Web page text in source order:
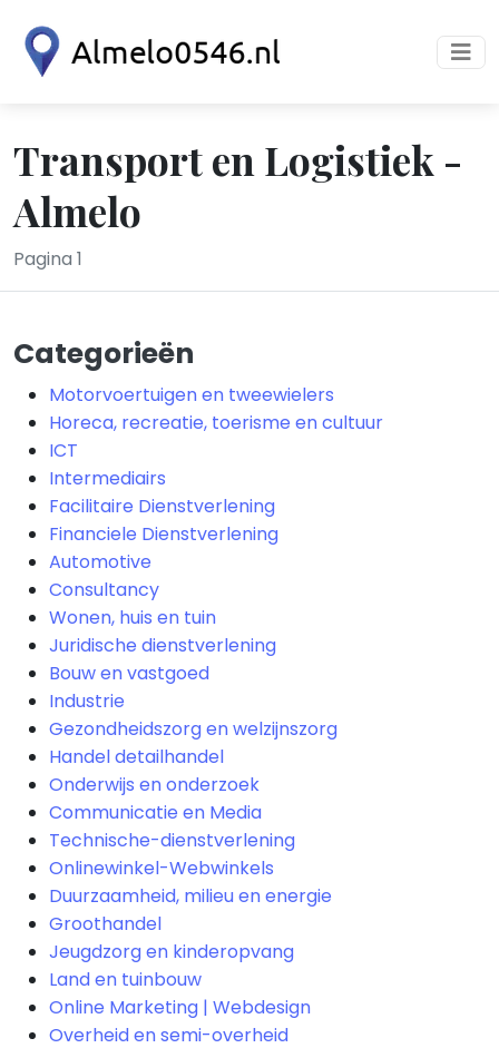
Transport en Logistiek -
Almelo
Pagina 1
Categorieën
Motorvoertuigen en tweewielers
Horeca, recreatie, toerisme en cultuur
ICT
Intermediairs
Facilitaire Dienstverlening
Financiele Dienstverlening
Automotive
Consultancy
Wonen, huis en tuin
Juridische dienstverlening
Bouw en vastgoed
Industrie
Gezondheidszorg en welzijnszorg
Handel detailhandel
Onderwijs en onderzoek
Communicatie en Media
Technische-dienstverlening
Onlinewinkel-Webwinkels
Duurzaamheid, milieu en energie
Groothandel
Jeugdzorg en kinderopvang
Land en tuinbouw
Online Marketing | Webdesign
Overheid en semi-overheid